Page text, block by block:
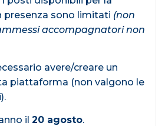
presenza sono limitati (non
accompagnatori non
avere/creare un
piattaforma (non valgono le
il 20 agosto.